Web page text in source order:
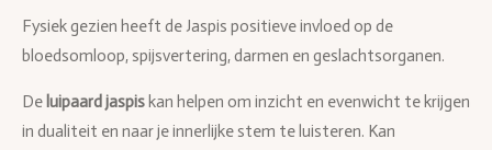
Fysiek gezien heeft de Jaspis positieve invloed op de
bloedsomloop, spijsvertering, darmen en geslachtsorganen.
De luipaard jaspis kan helpen om inzicht en evenwicht te krijgen
in dualiteit en naar je innerlijke stem te luisteren. Kan